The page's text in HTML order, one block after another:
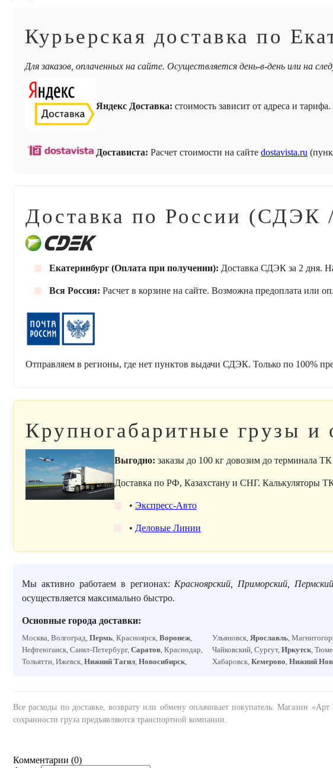
Курьерская доставка по
Для заказов, оплаченных на сайте. Осуществляется день-в-день или на
Яндекс Доставка: стоимость зависит от адреса и
Достависта: Расчет стоимости на сайте dostavista.ru
Доставка по России (СДЭК
Екатеринбург (Оплата при получении): Доставка СДЭК за 2 дня.
Вся Россия: Расчет в корзине на сайте. Возможна предоплата или
Отправляем в регионы, где нет пунктов выдачи СДЭК. Только по 100%
Крупногабаритные грузы
Выгодно: заказы до 100 кг довозим до терминала
Доставка по РФ, Казахстану и СНГ. Калькуляторы
• Экспресс-Авто
• Деловые Линии
Мы активно работаем в регионах: Красноярский, Приморский,
осуществляется максимально быстро.
Основные города доставки:
Москва, Волгоград, Пермь, Красноярск, Воронеж,
Нефтеюганск, Санкт-Петербург, Саратов, Краснодар,
Тольятти, Ижевск, Нижний Тагил, Новосибирск,
Ульяновск, Ярославль,
Чайковский, Сургут, Иркутск,
Хабаровск, Кемерово, Нижний
Все расходы по доставке, возврату или обмену оплачивает покупатель. Магазин
сохранности груза предъявляются транспортной компании.
Комментарии (0)